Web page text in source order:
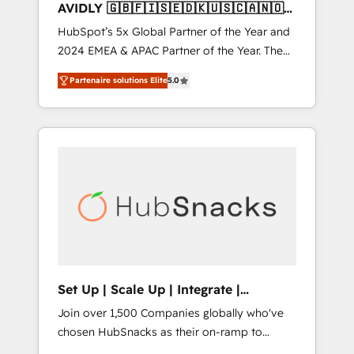
AVIDLY 🇬🇧🇫🇮🇸🇪🇩🇰🇺🇸🇨🇦🇳🇴
🇩🇪🇦🇺🇳🇿
HubSpot’s 5x Global Partner of the Year and
2024 EMEA & APAC Partner of the Year. The
world’s most experienced and fully
accredited HubSpot Solutions Partner. 🚀
With 2,750+ HubSpot projects delivered and
370+ specialists across EMEA, APAC and NAM,
automation, we turn complexity into clarity,
human at global scale. 🏆 HubSpot’s CEO
Partenaire solutions Elite5.0
Set Up | Scale Up | Integrate |
HubSnacks FlexPlan
Join over 1,500 Companies globally who've
chosen HubSnacks as their on-ramp to
HubSpot since 2014 Simple pay-as-you-go